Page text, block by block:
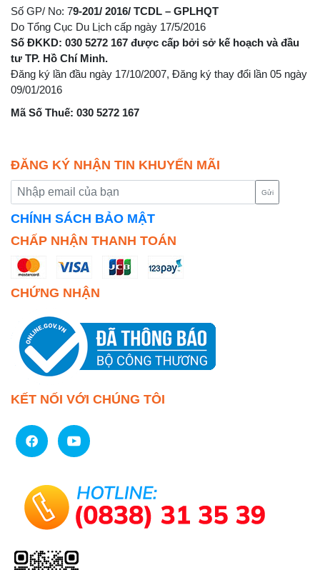
Số GP/ No: 79-201/ 2016/ TCDL – GPLHQT
Do Tổng Cục Du Lịch cấp ngày 17/5/2016
Số ĐKKD: 030 5272 167 được cấp bởi sở kế hoạch và đầu
tư TP. Hồ Chí Minh.
Đăng ký lần đầu ngày 17/10/2007, Đăng ký thay đổi lần 05 ngày
09/01/2016
Mã Số Thuế: 030 5272 167
ĐĂNG KÝ NHẬN TIN KHUYẾN MÃI
Gửi
CHÍNH SÁCH BẢO MẬT
CHẤP NHẬN THANH TOÁN
CHỨNG NHẬN
KẾT NỐI VỚI CHÚNG TÔI